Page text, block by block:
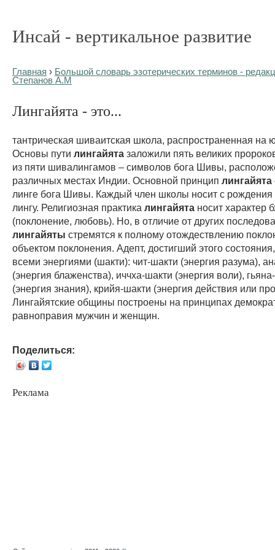
Инсай - вертикальное развитие
Главная › Большой словарь эзотерических терминов -
Степанов А.М
Лингайята - это...
тантрическая шиваитская школа, распространенная на
Основы пути лингайята заложили пять великих
из пяти шивалингамов – символов бога Шивы,
различных местах Индии. Основной принцип лингайята
линге бога Шивы. Каждый член школы носит с рождения
лингу. Религиозная практика лингайята носит характер
(поклонение, любовь). Но, в отличие от других
лингайяты стремятся к полному отождествлению
объектом поклонения. Адепт, достигший этого
всеми энергиями (шакти): чит-шакти (энергия разума),
(энергия блаженства), иччха-шакти (энергия воли),
(энергия знания), крийя-шакти (энергия действия или
Лингайятские общины построены на принципах
равноправия мужчин и женщин.
Поделиться:
Реклама